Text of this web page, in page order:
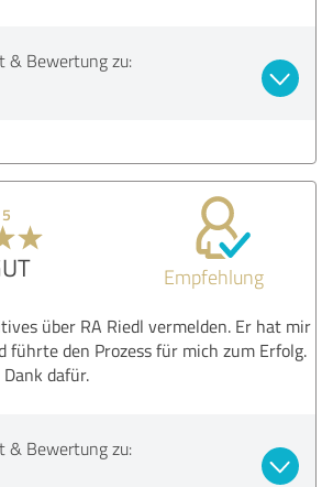
& Bewertung zu:
Empfehlung
über RA Riedl vermelden. Er hat mir
führte den Prozess für mich zum Erfolg.
dafür.
& Bewertung zu: